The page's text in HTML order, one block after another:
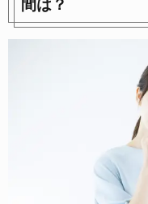
間は？